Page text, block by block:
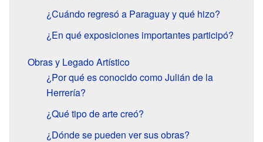
¿Cuándo regresó a Paraguay y qué hizo?
¿En qué exposiciones importantes participó?
Obras y Legado Artístico
¿Por qué es conocido como Julián de la
Herrería?
¿Qué tipo de arte creó?
¿Dónde se pueden ver sus obras?